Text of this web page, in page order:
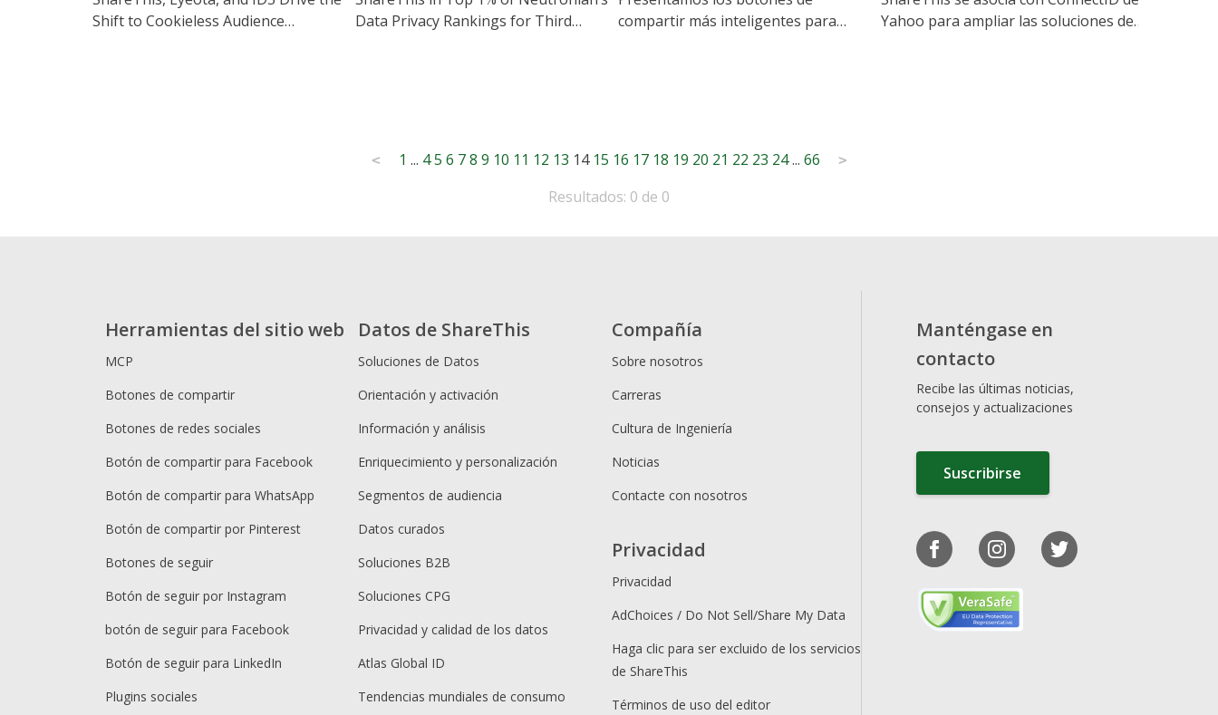
Shift to Cookieless Audience
Data Privacy Rankings for Third
compartir más inteligentes para
Yahoo para ampliar las soluciones de
< 1 ... 4 5 6 7 8 9 10 11 12 13 14 15 16 17 18 19 20 21 22 23 24 ... 66 >
Resultados: 0 de 0
Herramientas del sitio web
MCP
Botones de compartir
Botones de redes sociales
Botón de compartir para Facebook
Botón de compartir para WhatsApp
Botón de compartir por Pinterest
Botones de seguir
Botón de seguir por Instagram
botón de seguir para Facebook
Botón de seguir para LinkedIn
Plugins sociales
Datos de ShareThis
Soluciones de Datos
Orientación y activación
Información y análisis
Enriquecimiento y personalización
Segmentos de audiencia
Datos curados
Soluciones B2B
Soluciones CPG
Privacidad y calidad de los datos
Atlas Global ID
Tendencias mundiales de consumo
Compañía
Sobre nosotros
Carreras
Cultura de Ingeniería
Noticias
Contacte con nosotros
Privacidad
Privacidad
AdChoices / Do Not Sell/Share My Data
Haga clic para ser excluido de los servicios
de ShareThis
Términos de uso del editor
Manténgase en
contacto
Recibe las últimas noticias,
consejos y actualizaciones
Suscribirse